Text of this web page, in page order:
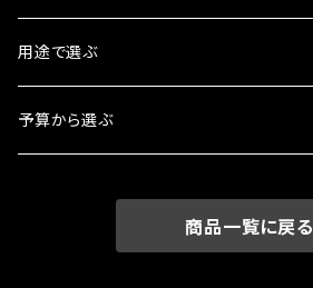
用途で選ぶ
お祝い
予算から選ぶ
3,001円 〜 5,000円
商品一覧に戻る